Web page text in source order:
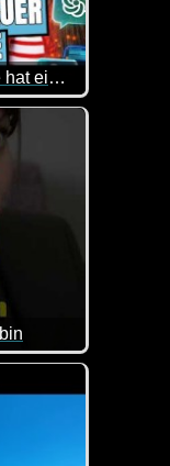
Helga & Marianne - Marianne hat einen KI Freund
hat mit Chatgpt
nicht zu Wort